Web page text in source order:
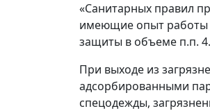
«Санитарных правил
имеющие опыт работы
защиты в объеме п.п.
При выходе из
адсорбированными
спецодежды,